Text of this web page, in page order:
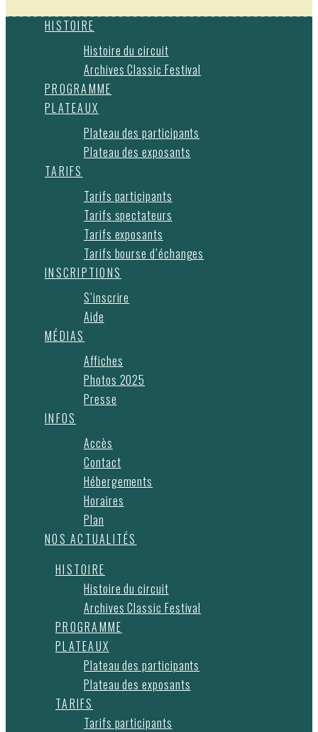
HISTOIRE
Histoire du circuit
Archives Classic Festival
PROGRAMME
PLATEAUX
Plateau des participants
Plateau des exposants
TARIFS
Tarifs participants
Tarifs spectateurs
Tarifs exposants
Tarifs bourse d’échanges
INSCRIPTIONS
S’inscrire
Aide
MÉDIAS
Affiches
Photos 2025
Presse
INFOS
Accès
Contact
Hébergements
Horaires
Plan
NOS ACTUALITÉS
HISTOIRE
Histoire du circuit
Archives Classic Festival
PROGRAMME
PLATEAUX
Plateau des participants
Plateau des exposants
TARIFS
Tarifs participants